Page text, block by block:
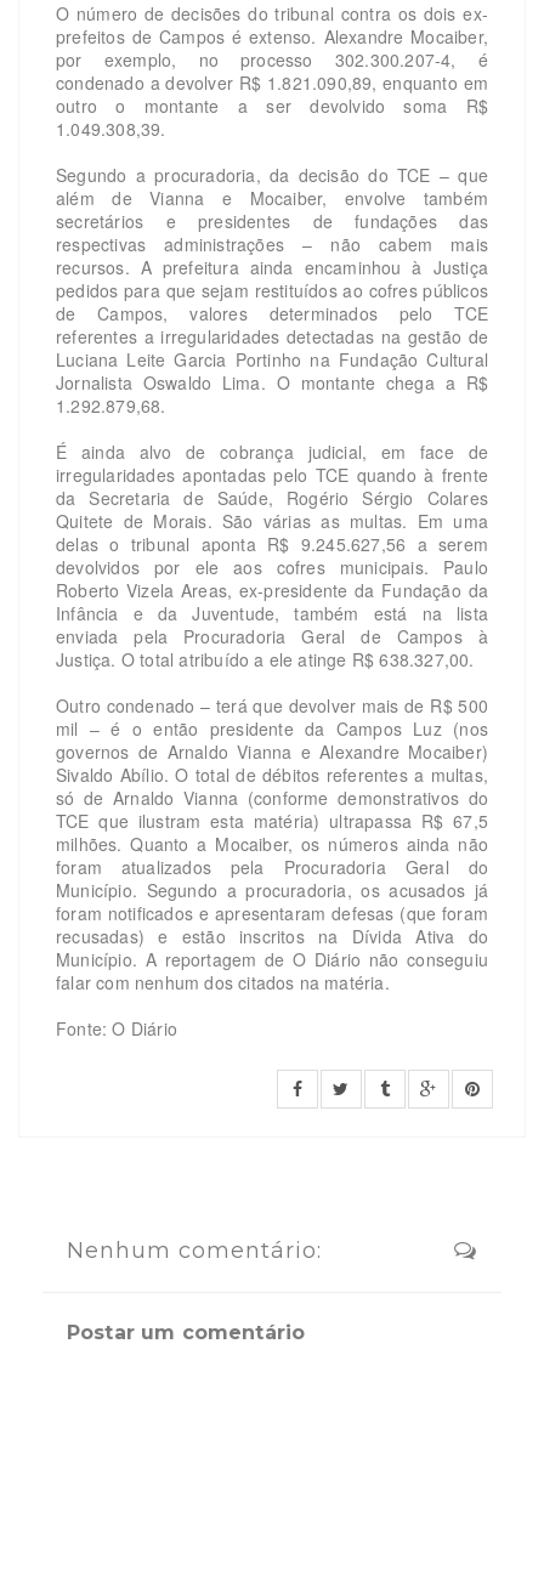
O número de decisões do tribunal contra os dois ex-
prefeitos de Campos é extenso. Alexandre Mocaiber,
por exemplo, no processo 302.300.207-4, é
condenado a devolver R$ 1.821.090,89, enquanto em
outro o montante a ser devolvido soma R$
1.049.308,39.
Segundo a procuradoria, da decisão do TCE – que
além de Vianna e Mocaiber, envolve também
secretários e presidentes de fundações das
respectivas administrações – não cabem mais
recursos. A prefeitura ainda encaminhou à Justiça
pedidos para que sejam restituídos ao cofres públicos
de Campos, valores determinados pelo TCE
referentes a irregularidades detectadas na gestão de
Luciana Leite Garcia Portinho na Fundação Cultural
Jornalista Oswaldo Lima. O montante chega a R$
1.292.879,68.
É ainda alvo de cobrança judicial, em face de
irregularidades apontadas pelo TCE quando à frente
da Secretaria de Saúde, Rogério Sérgio Colares
Quitete de Morais. São várias as multas. Em uma
delas o tribunal aponta R$ 9.245.627,56 a serem
devolvidos por ele aos cofres municipais. Paulo
Roberto Vizela Areas, ex-presidente da Fundação da
Infância e da Juventude, também está na lista
enviada pela Procuradoria Geral de Campos à
Justiça. O total atribuído a ele atinge R$ 638.327,00.
Outro condenado – terá que devolver mais de R$ 500
mil – é o então presidente da Campos Luz (nos
governos de Arnaldo Vianna e Alexandre Mocaiber)
Sivaldo Abílio. O total de débitos referentes a multas,
só de Arnaldo Vianna (conforme demonstrativos do
TCE que ilustram esta matéria) ultrapassa R$ 67,5
milhões. Quanto a Mocaiber, os números ainda não
foram atualizados pela Procuradoria Geral do
Município. Segundo a procuradoria, os acusados já
foram notificados e apresentaram defesas (que foram
recusadas) e estão inscritos na Dívida Ativa do
Município. A reportagem de O Diário não conseguiu
falar com nenhum dos citados na matéria.
Fonte: O Diário
Nenhum comentário:
Postar um comentário